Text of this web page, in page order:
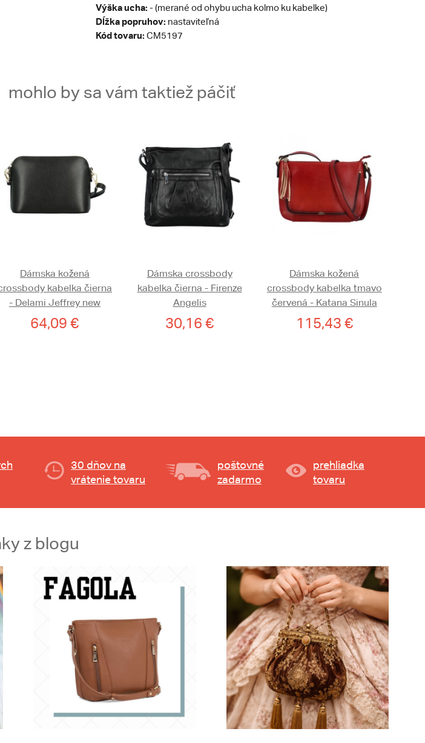
Výška ucha: - (merané od ohybu ucha kolmo ku kabelke)
Dĺžka popruhov: nastaviteľná
Kód tovaru: CM5197
mohlo by sa vám taktiež páčiť
Dámska kožená
kabelka čierna
- Delami Jeffrey new
64,09 €
Dámska crossbody
kabelka čierna - Firenze
Angelis
30,16 €
Dámska kožená
crossbody kabelka tmavo
červená - Katana Sinula
115,43 €
30 dňov na
vrátenie tovaru
poštovné
zadarmo
prehliadka
tovaru
z blogu